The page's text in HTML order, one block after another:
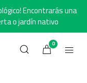
Encontrarás una
o jardín nativo
0